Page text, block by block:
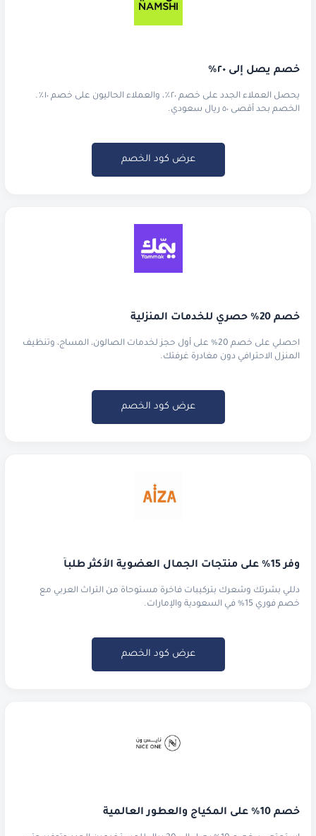
خصم يصل إلى ٢٠٪
يحصل العملاء الجدد على خصم ٢٠٪، والعملاء الحاليون على خصم ١٠٪.
الخصم بحد أقصى ٥٠ ريال سعودي.
عرض كود الخصم
خصم 20% حصري للخدمات المنزلية
احصلي على خصم 20% على أول حجز لخدمات الصالون، المساج، وتنظيف
المنزل الاحترافي دون مغادرة غرفتك.
عرض كود الخصم
وفر 15% على منتجات الجمال العضوية الأكثر طلباً
دللي بشرتك وشعرك بتركيبات فاخرة مستوحاة من التراث العربي مع
خصم فوري 15% في السعودية والإمارات.
عرض كود الخصم
خصم 10% على المكياج والعطور العالمية